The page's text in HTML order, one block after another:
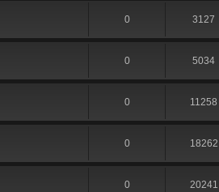
0 3127
0 5034
0 11258
0 18262
0 20241